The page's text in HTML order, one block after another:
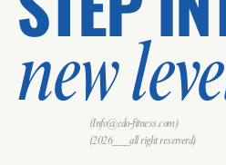
new
(Info@cdo-fitness.com)
(2026___all right reserverd)